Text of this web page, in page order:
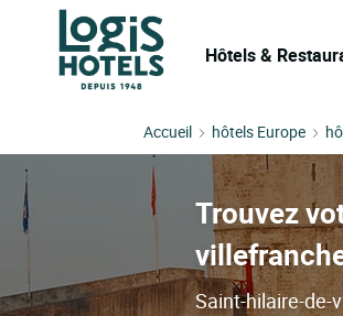
Hôtels &
Accueil hôtels Europe
Trouvez
Saint-hilaire-de-